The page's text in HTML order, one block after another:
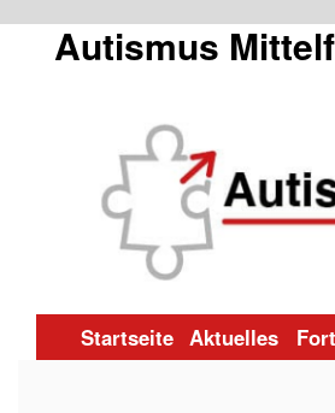
Autismus
Zum
Startseite Aktuelles